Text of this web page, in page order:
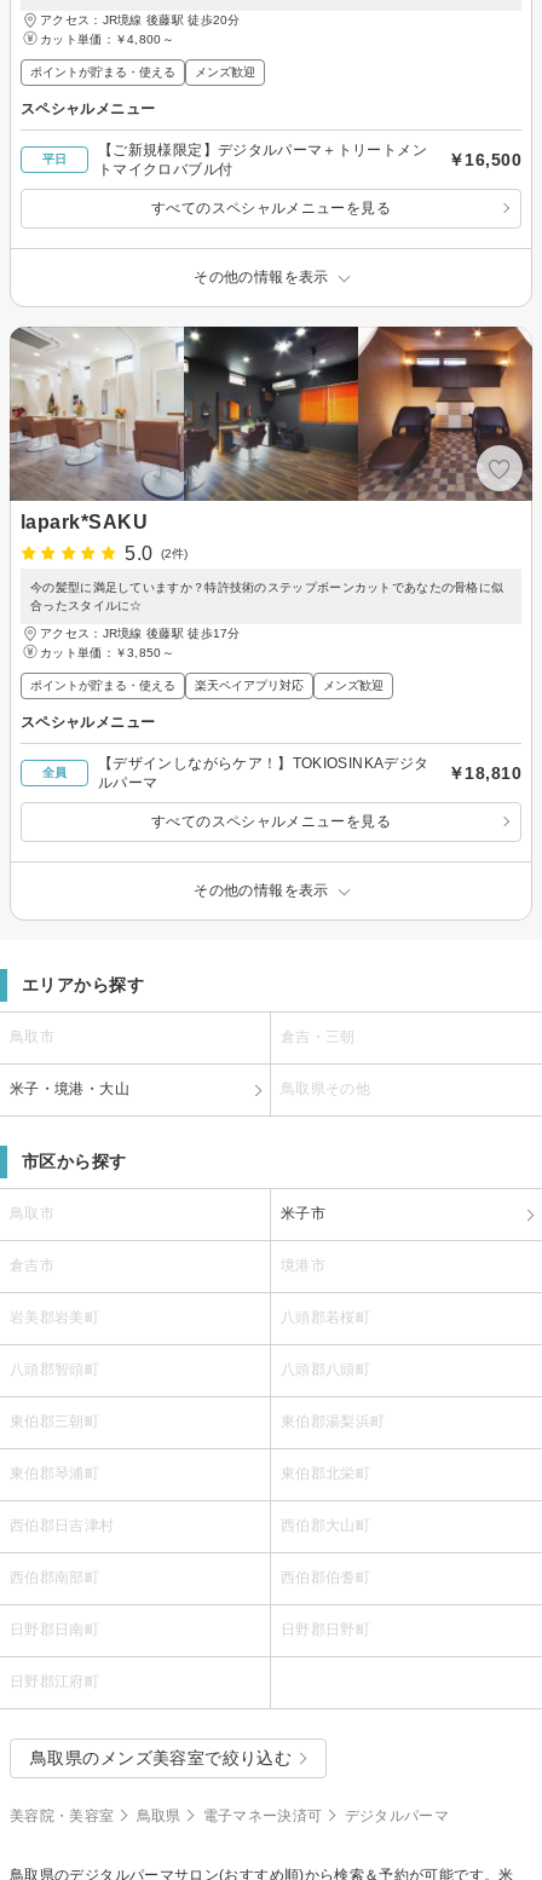
アクセス：JR境線 後藤駅 徒歩20分
カット単価： ￥4,800～
ポイントが貯まる・使える メンズ歓迎
スペシャルメニュー
平日
【ご新規様限定】デジタルパーマ＋トリートメン
トマイクロバブル付
￥16,500
すべてのスペシャルメニューを見る
その他の情報を表示
lapark*SAKU
5.0
(2件)
今の髪型に満足していますか？特許技術のステップボーンカットであなたの骨格に似
合ったスタイルに☆
アクセス：JR境線 後藤駅 徒歩17分
カット単価： ￥3,850～
ポイントが貯まる・使える 楽天ペイアプリ対応 メンズ歓迎
スペシャルメニュー
全員
【デザインしながらケア！】TOKIOSINKAデジタ
ルパーマ
￥18,810
すべてのスペシャルメニューを見る
その他の情報を表示
エリアから探す
鳥取市 倉吉・三朝
米子・境港・大山 鳥取県その他
市区から探す
鳥取市 米子市
倉吉市 境港市
岩美郡岩美町 八頭郡若桜町
八頭郡智頭町 八頭郡八頭町
東伯郡三朝町 東伯郡湯梨浜町
東伯郡琴浦町 東伯郡北栄町
西伯郡日吉津村 西伯郡大山町
西伯郡南部町 西伯郡伯耆町
日野郡日南町 日野郡日野町
日野郡江府町
鳥取県のメンズ美容室で絞り込む
美容院・美容室 鳥取県 電子マネー決済可 デジタルパーマ
鳥取県のデジタルパーマサロン(おすすめ順)から検索＆予約が可能です。米